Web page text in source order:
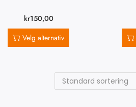
kr150,00
Velg alternativ